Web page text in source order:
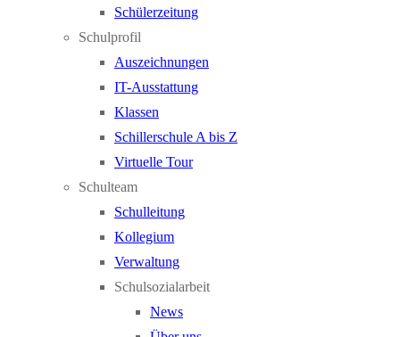
Schülerzeitung
Schulprofil
Auszeichnungen
IT-Ausstattung
Klassen
Schillerschule A bis Z
Virtuelle Tour
Schulteam
Schulleitung
Kollegium
Verwaltung
Schulsozialarbeit
News